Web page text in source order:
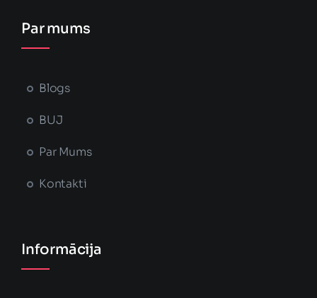
Par mums
Blogs
BUJ
Par Mums
Kontakti
Informācija